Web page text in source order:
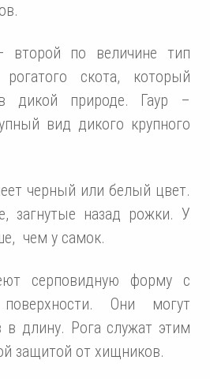
второй по величине тип
скота, который
дикой природе. Гаур –
вид дикого крупного
черный или белый цвет.
загнутые назад рожки. У
чем у самок.
серповидную форму с
Они могут
в длину. Рога служат этим
защитой от хищников.